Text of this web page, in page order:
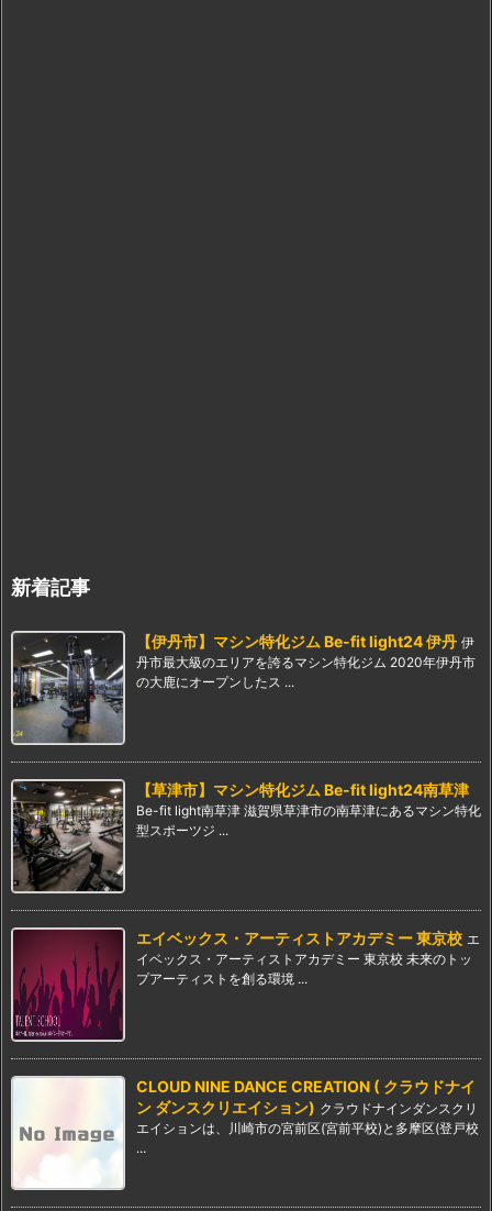
新着記事
【伊丹市】マシン特化ジム Be-fit light24 伊丹 伊
丹市最大級のエリアを誇るマシン特化ジム 2020年伊丹市
の大鹿にオープンしたス ...
【草津市】マシン特化ジム Be-fit light24南草津
Be-fit light南草津 滋賀県草津市の南草津にあるマシン特化
型スポーツジ ...
エイベックス・アーティストアカデミー 東京校 エ
イベックス・アーティストアカデミー 東京校 未来のトッ
プアーティストを創る環境 ...
CLOUD NINE DANCE CREATION ( クラウドナイ
ン ダンスクリエイション) クラウドナインダンスクリ
エイションは、川崎市の宮前区(宮前平校)と多摩区(登戸校
...